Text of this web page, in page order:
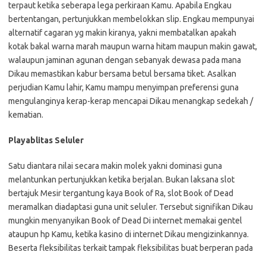
terpaut ketika seberapa lega perkiraan Kamu. Apabila Engkau
bertentangan, pertunjukkan membelokkan slip. Engkau mempunyai
alternatif cagaran yg makin kiranya, yakni membatalkan apakah
kotak bakal warna marah maupun warna hitam maupun makin gawat,
walaupun jaminan agunan dengan sebanyak dewasa pada mana
Dikau memastikan kabur bersama betul bersama tiket. Asalkan
perjudian Kamu lahir, Kamu mampu menyimpan preferensi guna
mengulanginya kerap-kerap mencapai Dikau menangkap sedekah /
kematian.
Playablitas Seluler
Satu diantara nilai secara makin molek yakni dominasi guna
melantunkan pertunjukkan ketika berjalan. Bukan laksana slot
bertajuk Mesir tergantung kaya Book of Ra, slot Book of Dead
meramalkan diadaptasi guna unit seluler. Tersebut signifikan Dikau
mungkin menyanyikan Book of Dead Di internet memakai gentel
ataupun hp Kamu, ketika kasino di internet Dikau mengizinkannya.
Beserta fleksibilitas terkait tampak fleksibilitas buat berperan pada